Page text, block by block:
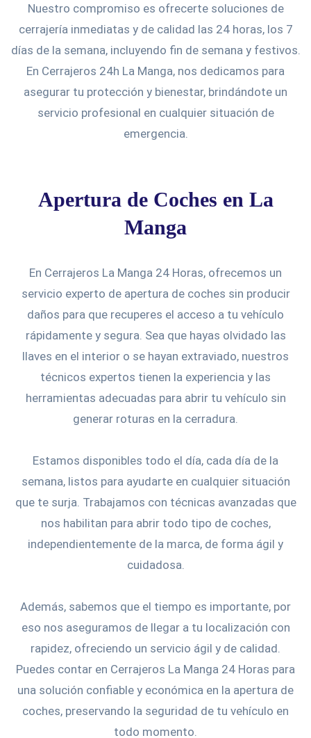
Nuestro compromiso es ofrecerte soluciones de
cerrajería inmediatas y de calidad las 24 horas, los 7
días de la semana, incluyendo fin de semana y festivos.
En Cerrajeros 24h La Manga, nos dedicamos para
asegurar tu protección y bienestar, brindándote un
servicio profesional en cualquier situación de
emergencia.
Apertura de Coches en La
Manga
En Cerrajeros La Manga 24 Horas, ofrecemos un
servicio experto de apertura de coches sin producir
daños para que recuperes el acceso a tu vehículo
rápidamente y segura. Sea que hayas olvidado las
llaves en el interior o se hayan extraviado, nuestros
técnicos expertos tienen la experiencia y las
herramientas adecuadas para abrir tu vehículo sin
generar roturas en la cerradura.
Estamos disponibles todo el día, cada día de la
semana, listos para ayudarte en cualquier situación
que te surja. Trabajamos con técnicas avanzadas que
nos habilitan para abrir todo tipo de coches,
independientemente de la marca, de forma ágil y
cuidadosa.
Además, sabemos que el tiempo es importante, por
eso nos aseguramos de llegar a tu localización con
rapidez, ofreciendo un servicio ágil y de calidad.
Puedes contar en Cerrajeros La Manga 24 Horas para
una solución confiable y económica en la apertura de
coches, preservando la seguridad de tu vehículo en
todo momento.